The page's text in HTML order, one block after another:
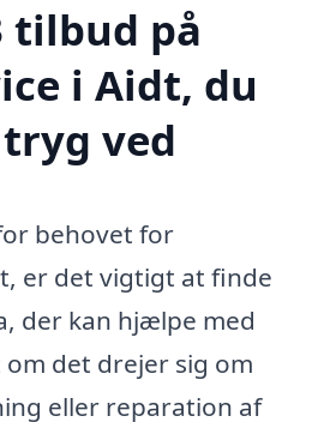
tilbud på
i Aidt, du
ved
behovet for
er det vigtigt at finde
der kan hjælpe med
det drejer sig om
eller reparation af